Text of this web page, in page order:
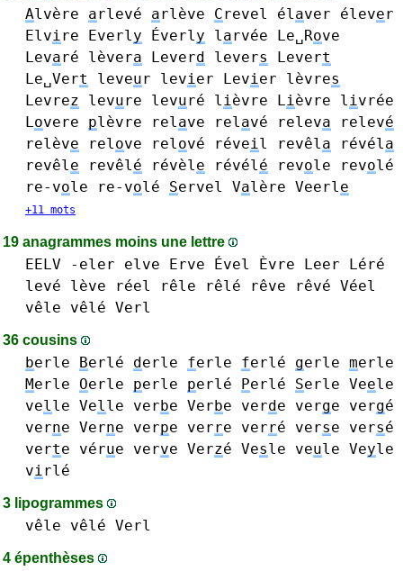
Alvère arlevé arlève Crevel élaver élever
Elvire Everly Éverly larvée Le␣Rove
Levaré lèvera Leverd levers Levert
Le␣Vert leveur levier Levier lèvres
Levrez levure levuré lièvre Lièvre livrée
Lovere plèvre relave relavé releva relevé
relève relove relové réveil revêla révéla
revêle revêlé révèle révélé revole revolé
re-vole re-volé Servel Valère Veerle
+11 mots
19 anagrammes moins une lettre
EELV -eler elve Erve Ével Èvre Leer
Léré
levé lève
réel rêle rêlé rêve rêvé Véel
vêle vêlé Verl
36 cousins
berle Berlé derle ferle ferlé gerle merle
Merle Oerle perle perlé Perlé Serle Veele
velle Velle verbe Verbe verde verge vergé
verne Verne verpe verre verré verse versé
verte vérue verve Verzé Vesle veule Veyle
virlé
3 lipogrammes
vêle vêlé Verl
4 épenthèses